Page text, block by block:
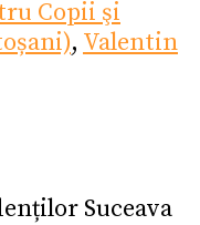
Copii şi
, Valentin
Suceava